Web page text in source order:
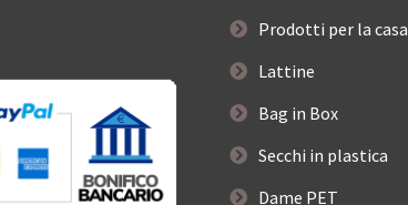
Prodotti per la casa
Lattine
Bag in Box
Secchi in plastica
Dame PET